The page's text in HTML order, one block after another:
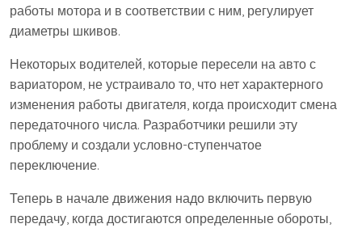
работы мотора и в соответствии с ним, регулирует
диаметры шкивов.
Некоторых водителей, которые пересели на авто с
вариатором, не устраивало то, что нет характерного
изменения работы двигателя, когда происходит смена
передаточного числа. Разработчики решили эту
проблему и создали условно-ступенчатое
переключение.
Теперь в начале движения надо включить первую
передачу, когда достигаются определенные обороты,